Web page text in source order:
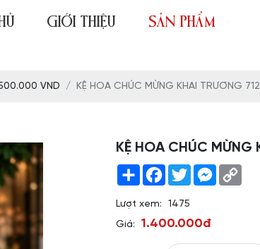
GIỚI THIỆU SẢN PHẨM
VND KỆ HOA CHÚC MỪNG KHAI TRƯƠNG
KỆ HOA CHÚC MỪNG
Share Facebook
Twitter
Lượt xem:
1475
Giá:
1.400.000đ